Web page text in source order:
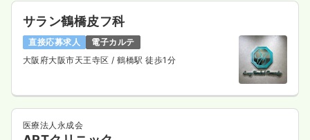
サラン鶴橋皮フ科
直接応募求人
電子カルテ
大阪府大阪市天王寺区/ 鶴橋駅 徒歩1分
医療法人永成会